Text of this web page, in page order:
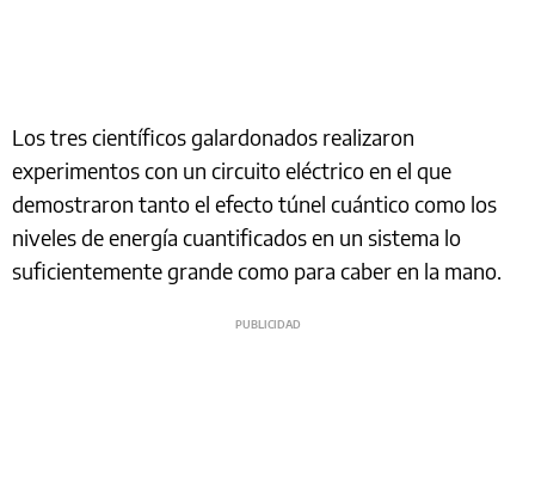
Los tres científicos galardonados realizaron
experimentos con un circuito eléctrico en el que
demostraron tanto el efecto túnel cuántico como los
niveles de energía cuantificados en un sistema lo
suficientemente grande como para caber en la mano.